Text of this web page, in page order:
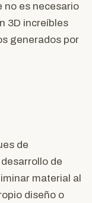
no es necesario
3D increíbles
generados por
de
de
material al
diseño o